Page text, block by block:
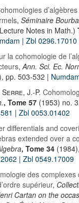
, Séminaire
Notes in Math.)
| Zbl 0296.17010
la cohomologie de
, Ann. Sci. Ec.
pp. 503-532 |
J.-P.
, Tome 57 (1953) no.
| Zbl 0053.01402
differentials and
extended over a
, Tome 34
| Zbl 0549.17009
des complexes
supérieur,
Cartan on the